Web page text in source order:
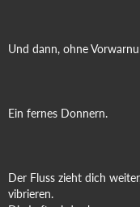
Und dann, ohne
Ein fernes Donnern.
Der Fluss zieht dich
vibrieren.